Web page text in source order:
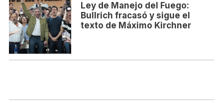
Ley de Manejo del Fuego:
Bullrich fracasó y sigue el
texto de Máximo Kirchner